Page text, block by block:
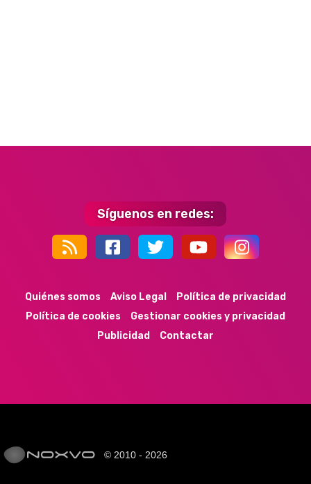
Síguenos en redes:
44k 9k 35k 352
Quiénes somos Aviso Legal
Política de privacidad
Política de cookies
Gestionar cookies y privacidad
Publicidad
Contactar
© 2010 - 2026